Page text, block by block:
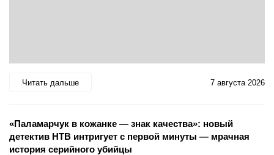
Читать дальше 7 августа 2026
«Паламарчук в кожанке — знак качества»: новый
детектив НТВ интригует с первой минуты — мрачная
история серийного убийцы